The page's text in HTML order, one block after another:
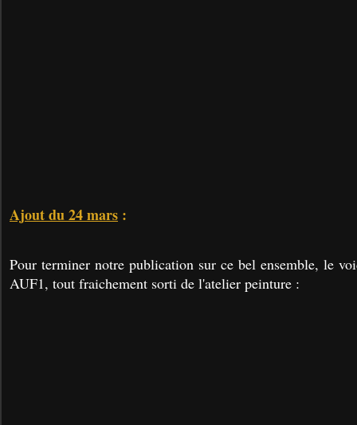
Ajout du 24 mars :
Pour terminer notre publication sur ce bel ensemble, le
AUF1, tout fraichement sorti de l'atelier peinture :